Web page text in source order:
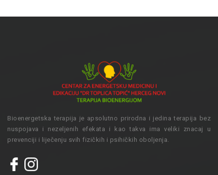
Bioenergetska terapija je apsolutno prirodna i jedina terapija bez
nuspojava i nezeljenih efekata i kao takva ima veliki znacaj u
prevenciji i liječenju svih fizičkih i psihičkih oboljenja.